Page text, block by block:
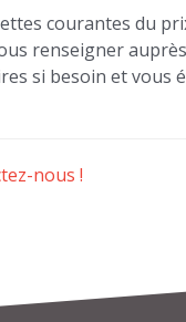
courantes du
renseigner auprès
si besoin et vous
nous !